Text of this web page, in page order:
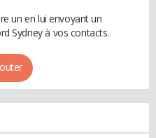
un en lui envoyant un
Sydney à vos contacts.